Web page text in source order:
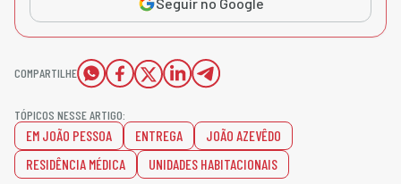
COMPARTILHE
TÓPICOS NESSE ARTIGO:
EM JOÃO PESSOA ENTREGA
JOÃO AZEVÊDO
RESIDÊNCIA MÉDICA
UNIDADES HABITACIONAIS